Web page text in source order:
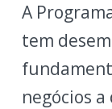
A
tem
negócios